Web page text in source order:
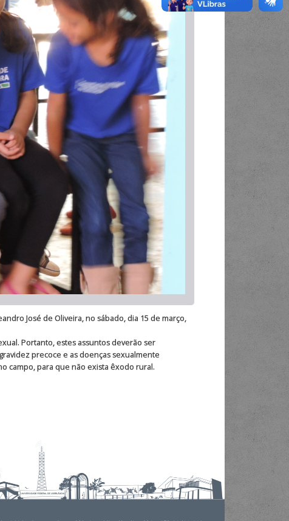
José de Oliveira, no sábado, dia 15 de março,
Portanto, estes assuntos deverão ser
precoce e as doenças sexualmente
campo, para que não exista êxodo rural.